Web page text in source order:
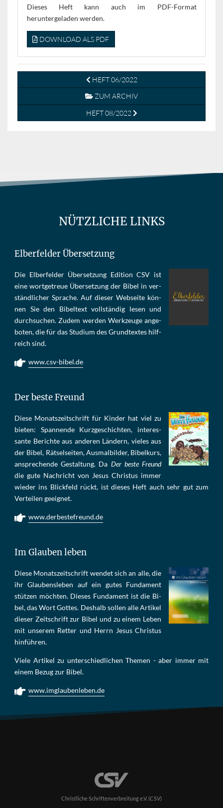
Dieses Heft kann auch im PDF-Format
heruntergeladen werden.
DOWNLOAD ALS PDF
HEFT 06/2022
ZUM ARCHIV
HEFT 08/2022
NÜTZLICHE LINKS
Elberfelder Übersetzung
Die Elber­fel­der Über­set­zung Edi­tion CSV ist
eine wort­ge­treue Über­set­zung der Bi­bel in ver­
ständ­li­cher Spra­che. Auf die­ser Web­sei­te kön­
nen Sie den Bi­bel­text voll­stän­dig le­sen und
durch­su­chen. Zu­dem wer­den Werk­zeu­ge an­ge­
bo­ten, die für das Stu­di­um des Grund­tex­tes hilf­
reich sind.
www.csv-bibel.de
Der beste Freund
Die­se Mo­nats­zeit­schrift für Kin­der hat viel zu
bie­ten: Span­nen­de Kurz­ge­schich­ten, in­te­res­
san­te Be­rich­te aus an­de­ren Län­dern, vie­les aus
der Bi­bel, Rät­sel­sei­ten, Aus­mal­bil­der, Bi­bel­kurs,
an­sprech­ende Ge­stal­tung. Da Der beste Freund
die gu­te Nach­richt von Je­sus Chris­tus im­mer
wie­der ins Blick­feld rückt, ist die­ses Heft auch sehr gut zum
Ver­tei­len ge­eig­net.
www.derbestefreund.de
Im Glauben leben
Die­se Mo­nats­zeit­schrift wen­det sich an alle, die
ihr Glau­bens­le­ben auf ein gu­tes Fun­da­ment
stüt­zen möch­ten. Die­ses Fun­da­ment ist die Bi­
bel, das Wort Got­tes. Des­halb sol­len al­le Ar­ti­kel
die­ser Zeit­schrift zur Bi­bel und zu ei­nem Le­ben
mit un­se­rem Ret­ter und Herrn Je­sus Chris­tus
hin­füh­ren.
Viele Artikel zu unterschiedlichen Themen - aber immer mit
einem Bezug zur Bibel.
www.imglaubenleben.de
Christliche Schriftenverbreitung e.V. (CSV)